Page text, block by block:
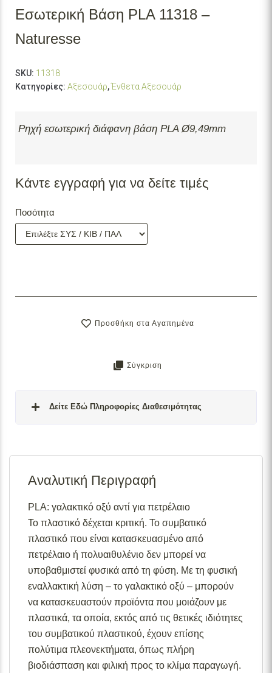
Εσωτερική Βάση PLA 11318 –
Naturesse
SKU: 11318
Κατηγορίες: Αξεσουάρ,Ένθετα Αξεσουάρ
Ρηχή εσωτερική διάφανη βάση PLA Ø9,49mm
Κάντε εγγραφή για να δείτε τιμές
Ποσότητα
Προσθήκη στα Αγαπημένα
Σύγκριση
Δείτε Εδώ Πληροφορίες Διαθεσιμότητας
Διαθέσιμο κατόπιν παραγγελίας:
ημερομηνία εξόφλησης της παραγγελίας σας.
Σε απόθεμα (επιπλέον μπορεί να ζητηθεί κατόπιν
παραγγελίας): Μερική ποσότητα είναι άμεσα διαθέσιμη
για αποστολή και το υπόλοιπο σε 2 – 4 εβδομάδες από
την ημερομηνία εξόφλησης της παραγγελίας σας.
Για περισσότερες λεπτομέρειες σχετικά με τις
διαθεσιμότητες προϊόντων, παρακαλούμε επικοινωνήστε
μαζί μας στοinfo@skgecoshop.comή στο2315 005
998
Αναλυτική Περιγραφή
PLA: γαλακτικό οξύ αντί για πετρέλαιο
Το πλαστικό δέχεται κριτική. Το συμβατικό
πλαστικό που είναι κατασκευασμένο από
πετρέλαιο ή πολυαιθυλένιο δεν μπορεί να
υποβαθμιστεί φυσικά από τη φύση. Με τη φυσική
εναλλακτική λύση – το γαλακτικό οξύ – μπορούν
να κατασκευαστούν προϊόντα που μοιάζουν με
πλαστικά, τα οποία, εκτός από τις θετικές ιδιότητες
του συμβατικού πλαστικού, έχουν επίσης
πολύτιμα πλεονεκτήματα, όπως πλήρη
βιοδιάσπαση και φιλική προς το κλίμα παραγωγή.